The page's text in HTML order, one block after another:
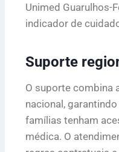
Unimed Guarulhos-
indicador de
Suporte
O suporte combina
nacional,
famílias tenham
médica. O